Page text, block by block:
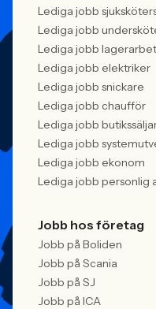
Lediga jobb
Lediga jobb
Lediga jobb
Lediga jobb elektriker
Lediga jobb snickare
Lediga jobb chaufför
Lediga jobb
Lediga jobb
Lediga jobb ekonom
Lediga jobb personlig
Jobb hos företag
Jobb på Boliden
Jobb på Scania
Jobb på SJ
Jobb på ICA